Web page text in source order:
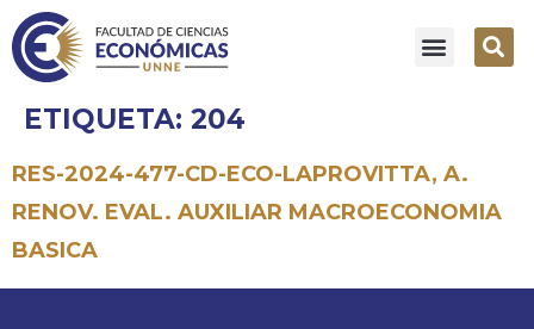
ETIQUETA: 204
RES-2024-477-CD-ECO-LAPROVITTA, A.
RENOV. EVAL. AUXILIAR MACROECONOMIA
BASICA